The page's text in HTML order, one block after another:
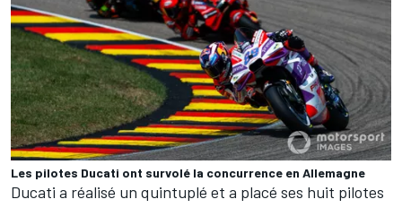
Les pilotes Ducati ont survolé la concurrence en Allemagne
Ducati a réalisé un quintuplé et a placé ses huit pilotes